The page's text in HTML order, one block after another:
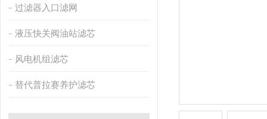
过滤器入口滤网
液压快关阀油站滤芯
风电机组滤芯
替代普拉赛养护滤芯